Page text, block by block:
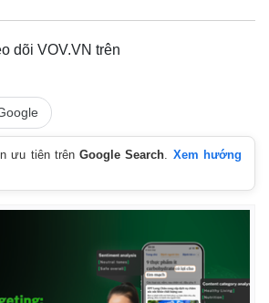
Multimedia
Infographic
dõi VOV.VN trên
ưu tiên trênGoogle Search. Xem hướng